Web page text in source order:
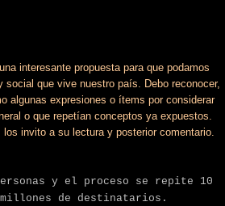
interesante propuesta para que podamos
que vive nuestro país. Debo reconocer,
algunas expresiones o ítems por considerar
o que repetían conceptos ya expuestos.
invito a su lectura y posterior comentario.
y el proceso se repite 10
de destinatarios.